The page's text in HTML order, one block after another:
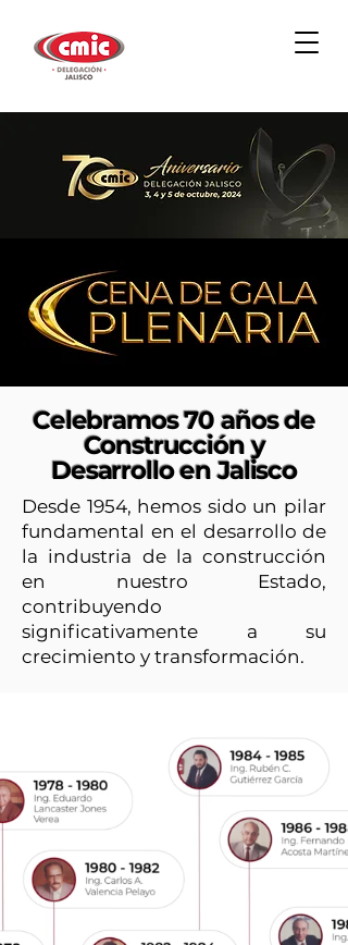
Celebramos 70 años de
Construcción y
Desarrollo en Jalisco
Desde 1954, hemos sido un pilar
fundamental en el desarrollo de
la industria de la construcción
en nuestro Estado,
contribuyendo
significativamente a su
crecimiento y transformación.